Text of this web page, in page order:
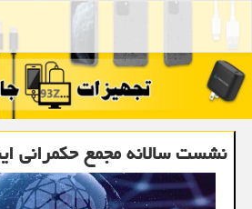
نشست سالانه مجمع حکمرانی